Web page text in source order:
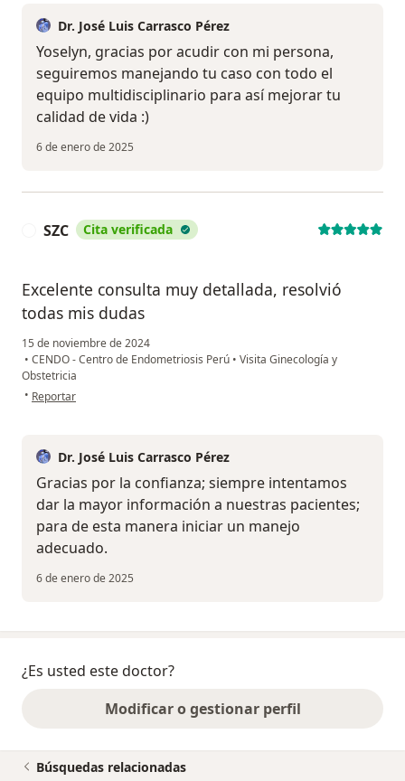
Dr. José Luis Carrasco Pérez
Yoselyn, gracias por acudir con mi persona,
seguiremos manejando tu caso con todo el
equipo multidisciplinario para así mejorar tu
calidad de vida :)
6 de enero de 2025
SZC Cita verificada
Excelente consulta muy detallada, resolvió
todas mis dudas
15 de noviembre de 2024
• CENDO - Centro de Endometriosis Perú • Visita Ginecología y
Obstetricia
• en opinión del usuario SZC
Reportar
Dr. José Luis Carrasco Pérez
Gracias por la confianza; siempre intentamos
dar la mayor información a nuestras pacientes;
para de esta manera iniciar un manejo
adecuado.
6 de enero de 2025
¿Es usted este doctor?
Modificar o gestionar perfil
Búsquedas relacionadas